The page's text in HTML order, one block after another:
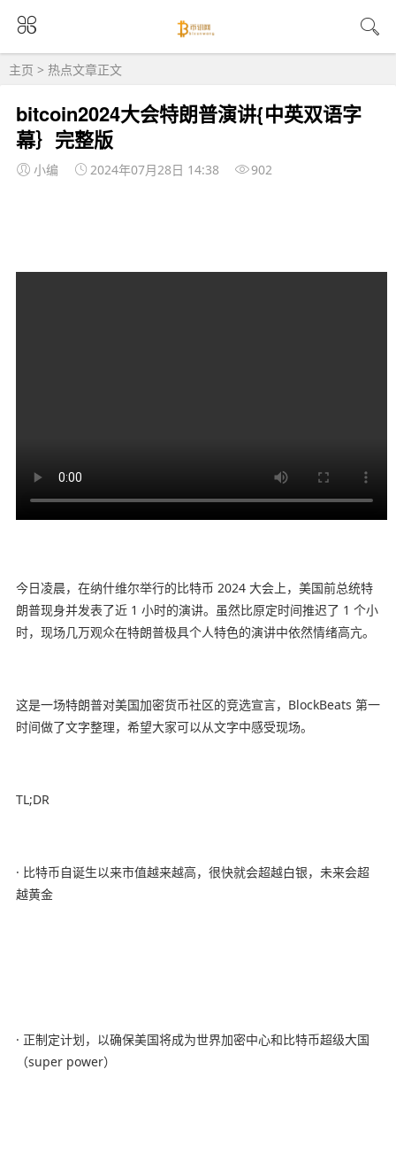
主页 > 热点文章正文
bitcoin2024大会特朗普演讲{中英双语字
幕｝完整版
小编 2024年07月28日 14:38 902
今日凌晨，在纳什维尔举行的比特币 2024 大会上，美国前总统特
朗普现身并发表了近 1 小时的演讲。虽然比原定时间推迟了 1 个小
时，现场几万观众在特朗普极具个人特色的演讲中依然情绪高亢。
这是一场特朗普对美国加密货币社区的竞选宣言，BlockBeats 第一
时间做了文字整理，希望大家可以从文字中感受现场。
TL;DR
· 比特币自诞生以来市值越来越高，很快就会超越白银，未来会超
越黄金
· 正制定计划，以确保美国将成为世界加密中心和比特币超级大国
（super power）